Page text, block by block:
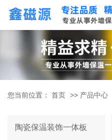
您当前位置： 首页 >> 产品中心
陶瓷保温装饰一体板